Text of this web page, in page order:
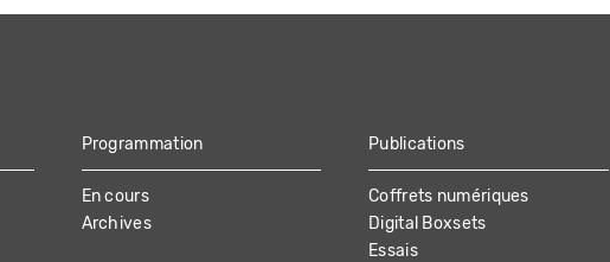
Programmation
En cours
Archives
Publications
Coffrets numériques
Digital Boxsets
Essais